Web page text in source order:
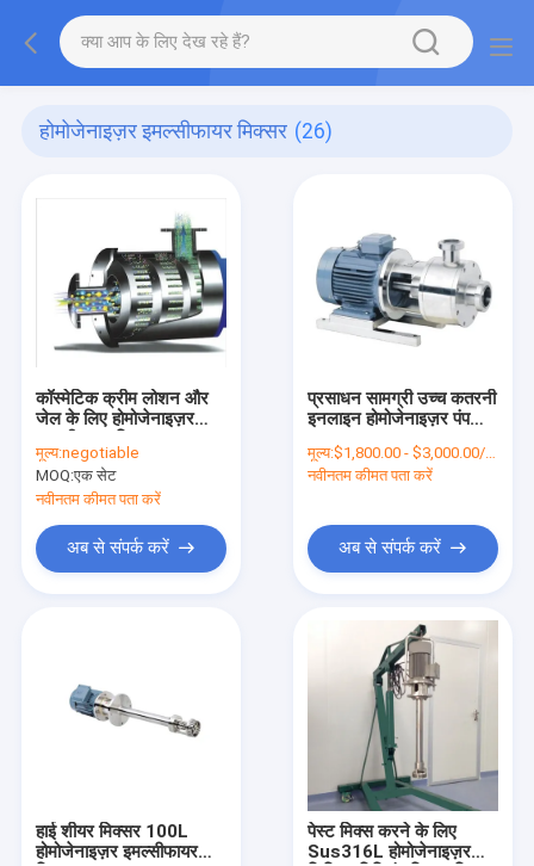
होमोजेनाइज़र इमल्सीफायर मिक्सर (26)
कॉस्मेटिक क्रीम लोशन और
जेल के लिए होमोजेनाइज़र
मूल्य:negotiable
MOQ:एक सेट
नवीनतम कीमत पता करें
अब से संपर्क करें
प्रसाधन सामग्री उच्च कतरनी
इनलाइन होमोजेनाइज़र पंप
मूल्य:$1,800.00 - $3,000.00/Sets
नवीनतम कीमत पता करें
अब से संपर्क करें
हाई शीयर मिक्सर 100L
होमोजेनाइज़र इमल्सीफायर
पेस्ट मिक्स करने के लिए
Sus316L होमोजेनाइज़र